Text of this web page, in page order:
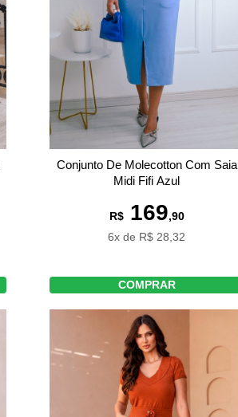
Conjunto De Molecotton Com Saia
Midi Fifi Azul
R$169,90
6x de R$ 28,32
COMPRAR